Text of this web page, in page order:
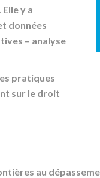
y a
données
– analyse
pratiques
sur le droit
au